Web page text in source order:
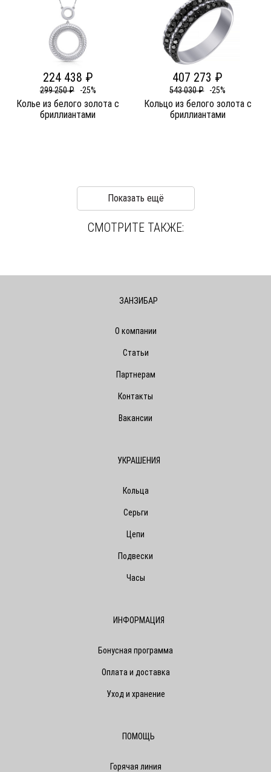
224 438 ₽
299 250 ₽ -25%
Колье из белого золота c
бриллиантами
407 273 ₽
543 030 ₽ -25%
Кольцо из белого золота c
бриллиантами
Показать ещё
СМОТРИТЕ ТАКЖЕ:
ЗАНЗИБАР
О компании
Статьи
Партнерам
Контакты
Вакансии
УКРАШЕНИЯ
Кольца
Серьги
Цепи
Подвески
Часы
ИНФОРМАЦИЯ
Бонусная программа
Оплата и доставка
Уход и хранение
ПОМОЩЬ
Горячая линия